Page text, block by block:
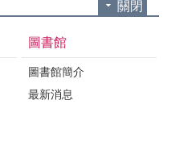
關閉
圖書館
圖書館簡介
最新消息